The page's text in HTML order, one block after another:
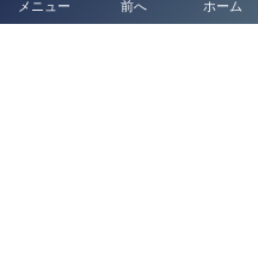
ブログ一覧
メニュー 前へ ホーム